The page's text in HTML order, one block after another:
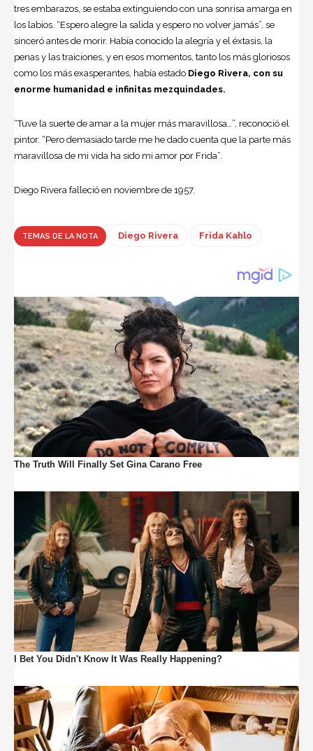
tres embarazos, se estaba extinguiendo con una sonrisa amarga en
los labios. “Espero alegre la salida y espero no volver jamás”, se
sinceró antes de morir. Había conocido la alegría y el éxtasis, la
penas y las traiciones, y en esos momentos, tanto los más gloriosos
como los más exasperantes, había estado Diego Rivera, con su
enorme humanidad e infinitas mezquindades.
“Tuve la suerte de amar a la mujer más maravillosa…”, reconoció el
pintor. “Pero demasiado tarde me he dado cuenta que la parte más
maravillosa de mi vida ha sido mi amor por Frida”.
Diego Rivera falleció en noviembre de 1957.
TEMAS DE LA NOTA Diego Rivera Frida Kahlo